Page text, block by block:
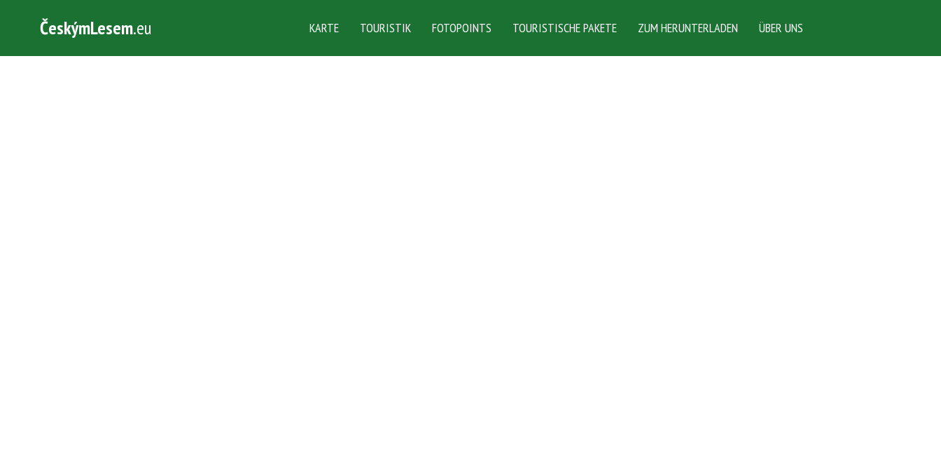
ČeskýmLesem.eu KARTE TOURISTIK FOTOPOINTS TOURISTISCHE PAKETE ZUM HERUNTERLADEN ÜBER UNS